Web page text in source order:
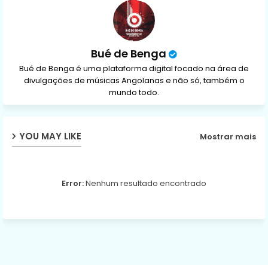
Bué de Benga
Bué de Benga é uma plataforma digital focado na área de
divulgações de músicas Angolanas e não só, também o
mundo todo.
YOU MAY LIKE Mostrar mais
Error:Nenhum resultado encontrado